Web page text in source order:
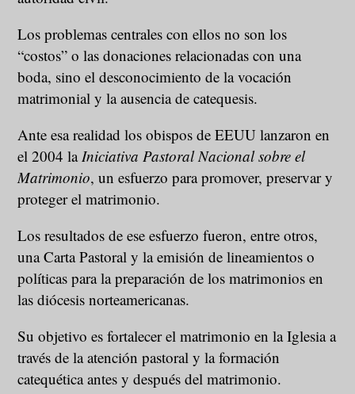
Los problemas centrales con ellos no son los
“costos” o las donaciones relacionadas con una
boda, sino el desconocimiento de la vocación
matrimonial y la ausencia de catequesis.
Ante esa realidad los obispos de EEUU lanzaron en
el 2004 laIniciativa Pastoral Nacional sobre el
Matrimonio, un esfuerzo para promover, preservar y
proteger el matrimonio.
Los resultados de ese esfuerzo fueron, entre otros,
una Carta Pastoral y la emisión de lineamientos o
políticas para la preparación de los matrimonios en
las diócesis norteamericanas.
Su objetivo es fortalecer el matrimonio en la Iglesia a
través de la atención pastoral y la formación
catequética antes y después del matrimonio.